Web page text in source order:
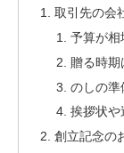
取引先の会
予算が相
贈る時
のしの準
挨拶状や
創立記念の